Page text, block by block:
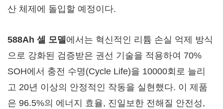
산 체제에 돌입할 예정이다.
588Ah 셀 모델에서는 혁신적인 리튬 손실 억제 방식
으로 강화된 검증받은 권선 기술을 적용하여 70%
SOH에서 충전 수명(Cycle Life)을 10000회로 늘리
고 20년 이상의 안정적인 작동을 실현했다. 이 제품
은 96.5%의 에너지 효율, 진일보한 전해질 안전성,